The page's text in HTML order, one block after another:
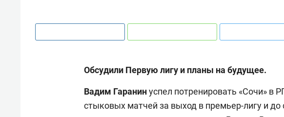
Обсудили Первую лигу и планы на будущее.
Вадим Гаранинуспел потренировать «Сочи» в
стыковых матчей за выход в премьер-лигу и до